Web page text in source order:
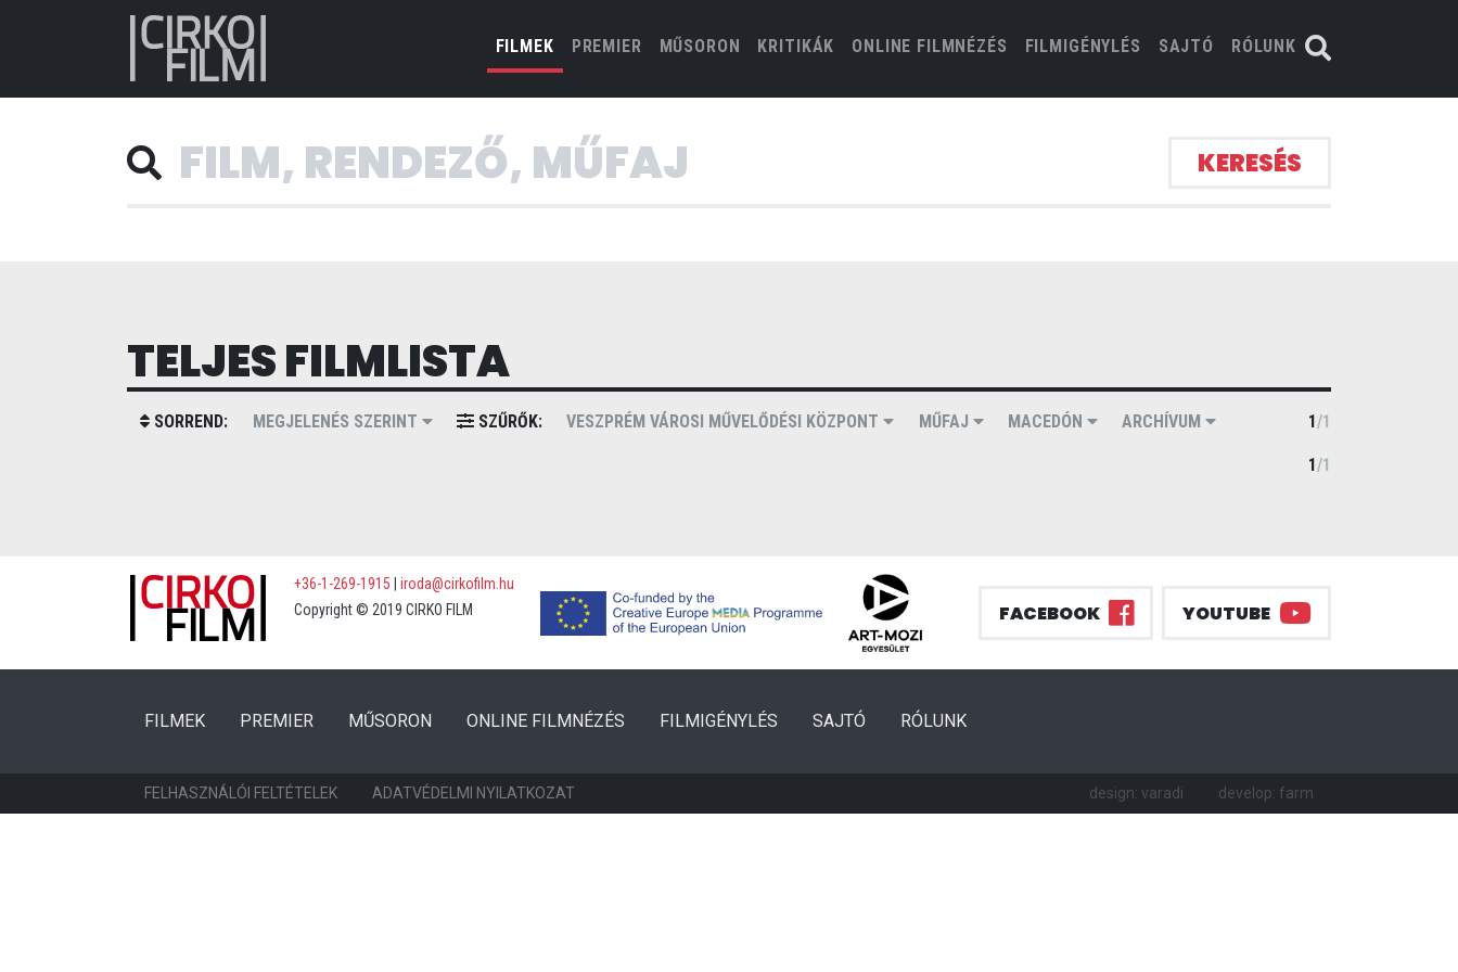
FILMEK(CURRENT)
PREMIER MŰSORON KRITIKÁK ONLINE FILMNÉZÉS FILMIGÉNYLÉS SAJTÓ RÓLUNK
KERESÉS
TELJES FILMLISTA
SORREND: MEGJELENÉS SZERINT SZŰRŐK: VESZPRÉM VÁROSI MŰVELŐDÉSI KÖZPONT MŰFAJ MACEDÓN ARCHÍVUM 1/1
1/1
+36-1-269-1915
iroda@cirkofilm.hu
Copyright © 2019 CIRKO FILM
FACEBOOK YOUTUBE
FILMEK(CURRENT)
PREMIER (CURRENT)
MŰSORON ONLINE FILMNÉZÉS FILMIGÉNYLÉS SAJTÓ RÓLUNK
FELHASZNÁLÓI FELTÉTELEK ADATVÉDELMI NYILATKOZAT design: varadi develop: farm